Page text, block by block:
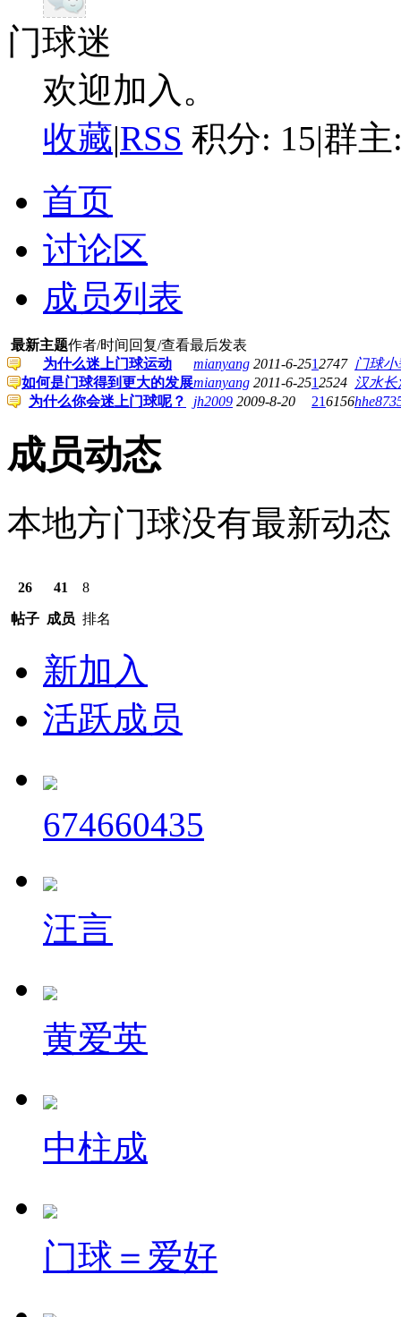
门球迷
欢迎加入。
收藏|RSS 积分: 15|群
首页
讨论区
成员列表
最新主题作者/时间 回复/查看最后发表
为什么迷上门球运动
mianyang 2011-6-2512747 门球小
如何是门球得到更大的发展mianyang 2011-6-2512524 汉水长
为什么你会迷上门球呢？
jh2009 2009-8-20 216156
成员动态
本地方门球没有最新动态
26
帖子
41
成员
8
排名
新加入
活跃成员
674660435
汪言
黄爱英
中柱成
门球＝爱好